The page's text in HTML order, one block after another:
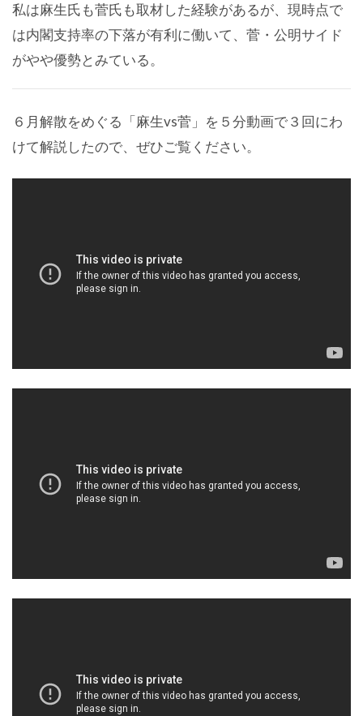
私は麻生氏も菅氏も取材した経験があるが、現時点で
は内閣支持率の下落が有利に働いて、菅・公明サイド
がやや優勢とみている。
６月解散をめぐる「麻生vs菅」を５分動画で３回にわ
けて解説したので、ぜひご覧ください。